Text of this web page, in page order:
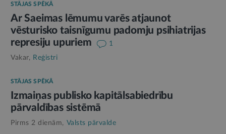
STĀJAS SPĒKĀ
Ar Saeimas lēmumu varēs atjaunot
vēsturisko taisnīgumu padomju psihiatrijas
represiju upuriem
1
Vakar, Reģistri
STĀJAS SPĒKĀ
Izmaiņas publisko kapitālsabiedrību
pārvaldības sistēmā
Pirms 2 dienām, Valsts pārvalde